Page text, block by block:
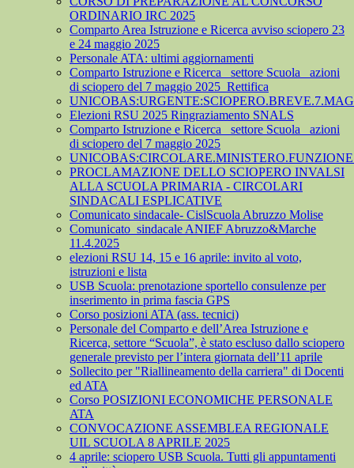
ORDINARIO IRC 2025
Comparto Area Istruzione e Ricerca avviso sciopero 23
e 24 maggio 2025
Personale ATA: ultimi aggiornamenti
Comparto Istruzione e Ricerca_ settore Scuola_ azioni
di sciopero del 7 maggio 2025_Rettifica
Elezioni RSU 2025 Ringraziamento SNALS
Comparto Istruzione e Ricerca_ settore Scuola_ azioni
di sciopero del 7 maggio 2025
PROCLAMAZIONE DELLO SCIOPERO INVALSI
ALLA SCUOLA PRIMARIA - CIRCOLARI
SINDACALI ESPLICATIVE
Comunicato sindacale- CislScuola Abruzzo Molise
Comunicato_sindacale ANIEF Abruzzo&Marche
11.4.2025
elezioni RSU 14, 15 e 16 aprile: invito al voto,
istruzioni e lista
USB Scuola: prenotazione sportello consulenze per
inserimento in prima fascia GPS
Corso posizioni ATA (ass. tecnici)
Personale del Comparto e dell’Area Istruzione e
Ricerca, settore “Scuola”, è stato escluso dallo sciopero
generale previsto per l’intera giornata dell’11 aprile
Sollecito per "Riallineamento della carriera" di Docenti
ed ATA
Corso POSIZIONI ECONOMICHE PERSONALE
ATA
CONVOCAZIONE ASSEMBLEA REGIONALE
UIL SCUOLA 8 APRILE 2025
4 aprile: sciopero USB Scuola. Tutti gli appuntamenti